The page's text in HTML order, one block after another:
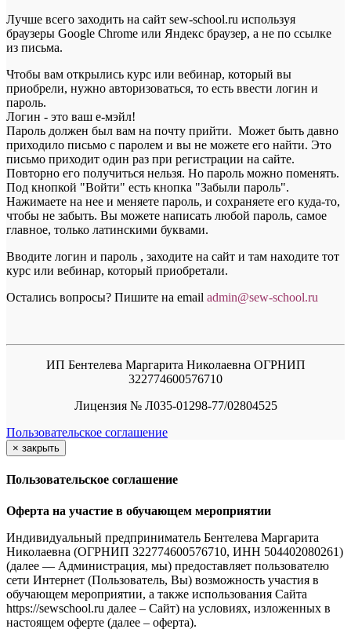
Лучше всего заходить на сайт sew-school.ru используя
браузеры Google Chrome или Яндекс браузер, а не по ссылке
из письма.
Чтобы вам открылись курс или вебинар, который вы
приобрели, нужно авторизоваться, то есть ввести логин и
пароль.
Логин - это ваш е-мэйл!
Пароль должен был вам на почту прийти. Может быть давно
приходило письмо с паролем и вы не можете его найти. Это
письмо приходит один раз при регистрации на сайте.
Повторно его получиться нельзя. Но пароль можно поменять.
Под кнопкой "Войти" есть кнопка "Забыли пароль".
Нажимаете на нее и меняете пароль, и сохраняете его куда-то,
чтобы не забыть. Вы можете написать любой пароль, самое
главное, только латинскими буквами.
Вводите логин и пароль , заходите на сайт и там находите тот
курс или вебинар, который приобретали.
Остались вопросы? Пишите на email admin@sew-school.ru
ИП Бентелева Маргарита Николаевна ОГРНИП
322774600576710
Лицензия № Л035-01298-77/02804525
Пользовательское соглашение
× закрыть
Пользовательское соглашение
Оферта на участие в обучающем мероприятии
Индивидуальный предприниматель Бентелева Маргарита
Николаевна (ОГРНИП 322774600576710, ИНН 504402080261)
(далее — Администрация, мы) предоставляет пользователю
сети Интернет (Пользователь, Вы) возможность участия в
обучающем мероприятии, а также использования Сайта
https://sewschool.ru далее – Сайт) на условиях, изложенных в
настоящем оферте (далее – оферта).